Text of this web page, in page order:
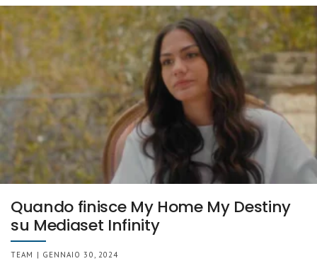
Quando finisce My Home My Destiny
su Mediaset Infinity
TEAM | GENNAIO 30, 2024